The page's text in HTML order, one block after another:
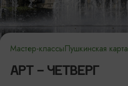
Мастер-классыПушкинская карта
АРТ - ЧЕТВЕРГ